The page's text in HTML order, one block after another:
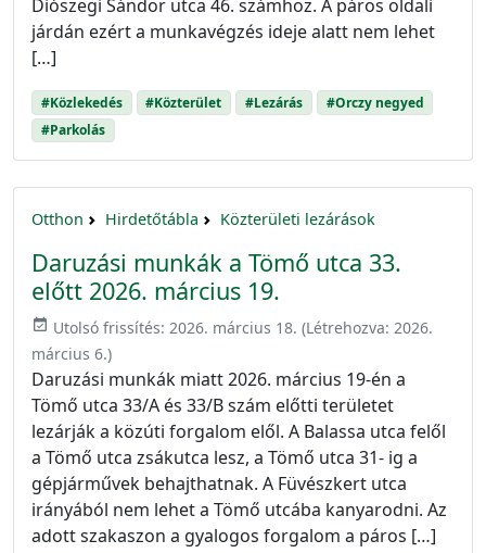
Diószegi Sándor utca 46. számhoz. A páros oldali
járdán ezért a munkavégzés ideje alatt nem lehet
[…]
#Közlekedés #Közterület #Lezárás
#Orczy negyed
#Parkolás
Otthon Hirdetőtábla Közterületi lezárások
Daruzási munkák a Tömő utca 33.
előtt 2026. március 19.
event_available Utolsó frissítés: 2026. március 18. (Létrehozva: 2026.
március 6.)
Daruzási munkák miatt 2026. március 19-én a
Tömő utca 33/A és 33/B szám előtti területet
lezárják a közúti forgalom elől. A Balassa utca felől
a Tömő utca zsákutca lesz, a Tömő utca 31- ig a
gépjárművek behajthatnak. A Füvészkert utca
irányából nem lehet a Tömő utcába kanyarodni. Az
adott szakaszon a gyalogos forgalom a páros […]